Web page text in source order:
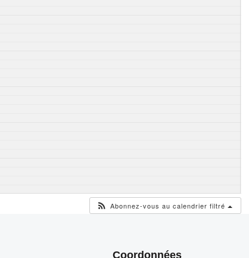
Abonnez-vous au calendrier filtré
Coordonnées